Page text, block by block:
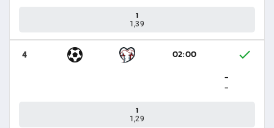
1
1,39
4
02:00
-
-
1
1,29